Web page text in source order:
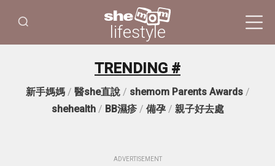
lifestyle
TRENDING #
新手媽媽/ 醫she直說/ shemom Parents Awards/
shehealth/ BB濕疹/ 備孕/ 親子好去處
ADVERTISEMENT